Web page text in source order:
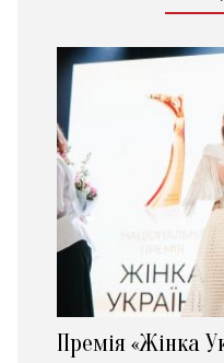
Премія «Жінка